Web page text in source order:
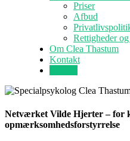
Priser
Afbud
Rettigheder
Om Clea Thastum
Kontakt
Netværket Vilde Hjerter – for
opmærksomhedsforstyrrelse